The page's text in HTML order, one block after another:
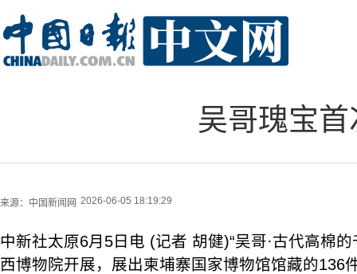
吴哥瑰宝
来源： 中国新闻网 2026-06-05 18:19:29
中新社太原6月5日电 (记者 胡健)“吴哥·古代高棉
西博物院开展，展出柬埔寨国家博物馆馆藏的136